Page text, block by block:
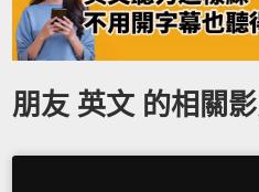
朋友 英文 的相關影